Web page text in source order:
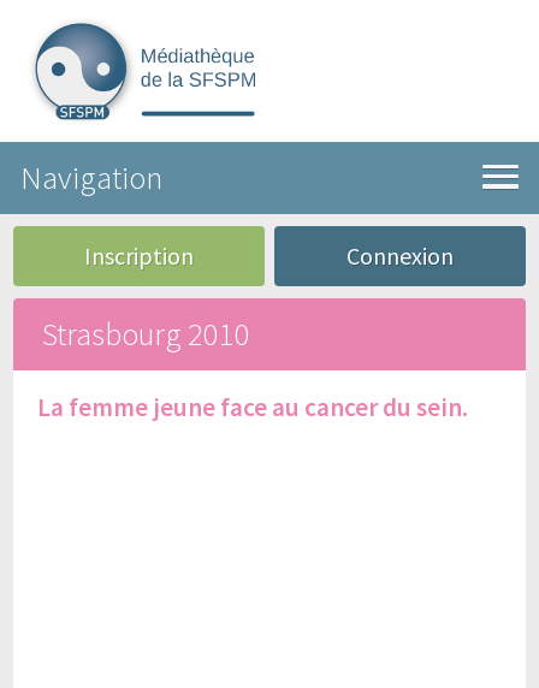
Navigation
Inscription Connexion
Strasbourg 2010
La femme jeune face au cancer du sein.